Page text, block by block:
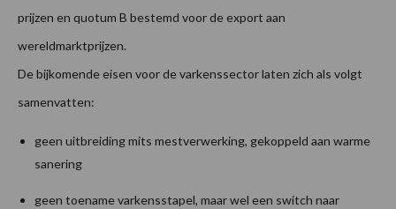
prijzen en quotum B bestemd voor de export aan
wereldmarktprijzen.
De bijkomende eisen voor de varkenssector laten zich als volgt
samenvatten:
geen uitbreiding mits mestverwerking, gekoppeld aan warme
sanering
geen toename varkensstapel, maar wel een switch naar